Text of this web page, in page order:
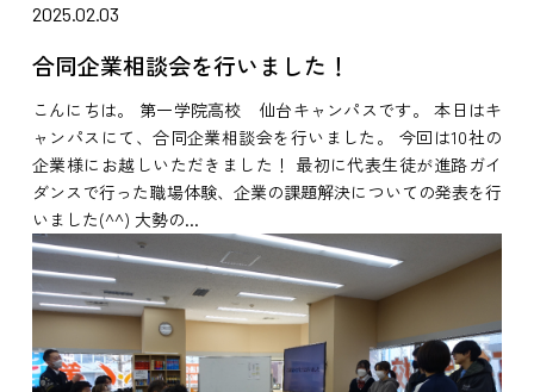
2025.02.03
合同企業相談会を行いました！
こんにちは。 第一学院高校 仙台キャンパスです。 本日はキ
ャンパスにて、合同企業相談会を行いました。 今回は10社の
企業様にお越しいただきました！ 最初に代表生徒が進路ガイ
ダンスで行った職場体験、企業の課題解決についての発表を行
いました(^^) 大勢の...